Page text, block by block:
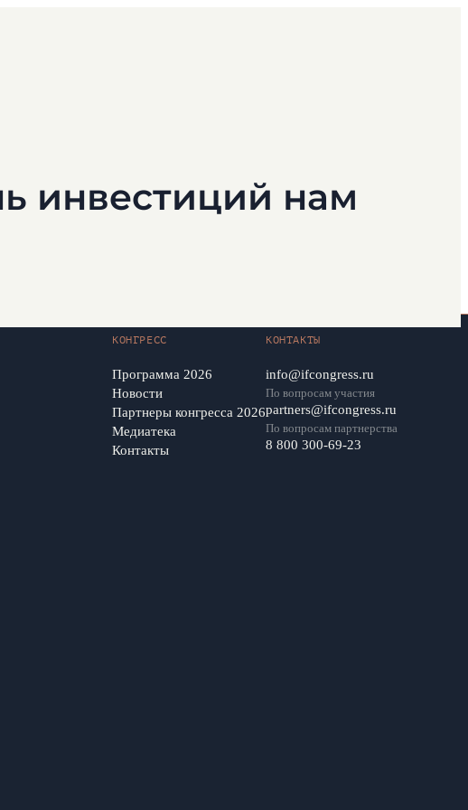
инвестиций нам
КОНГРЕСС
Программа 2026
Новости
Партнеры конгресса 2026
Медиатека
Контакты
КОНТАКТЫ
info@ifcongress.ru
По вопросам участия
partners@ifcongress.ru
По вопросам партнерства
8 800 300-69-23